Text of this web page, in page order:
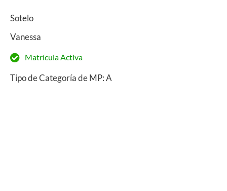
Sotelo
Vanessa
Matrícula Activa
Tipo de Categoría de MP: A